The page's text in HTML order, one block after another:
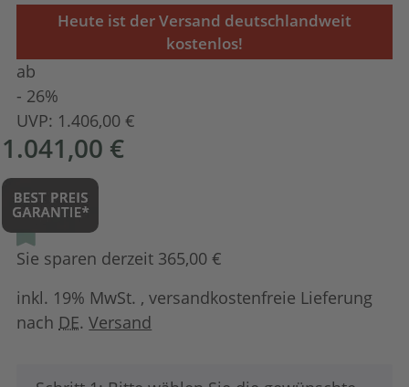
Heute ist der Versand deutschlandweit
kostenlos!
ab
- 26%
UVP: 1.406,00 €
1.041,00 €
Sie sparen derzeit 365,00 €
inkl. 19% MwSt. , versandkostenfreie Lieferung
nach DE.Versand